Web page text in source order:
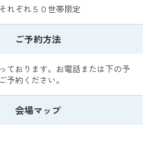
れぞれ５０世帯限定
ご予約方法
ております。お電話または下の予
予約ください。
会場マップ